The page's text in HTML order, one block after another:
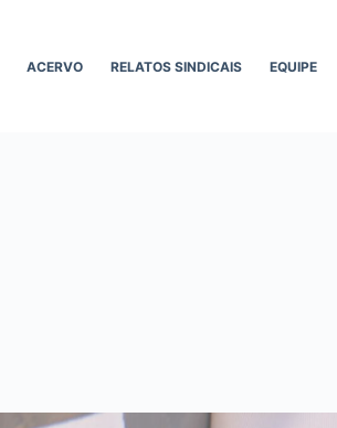
ACERVO RELATOS SINDICAIS EQUIPE